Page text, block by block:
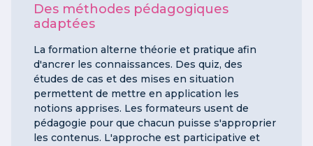
Des méthodes pédagogiques
adaptées
La formation alterne théorie et pratique afin
d'ancrer les connaissances. Des quiz, des
études de cas et des mises en situation
permettent de mettre en application les
notions apprises. Les formateurs usent de
pédagogie pour que chacun puisse s'approprier
les contenus. L'approche est participative et